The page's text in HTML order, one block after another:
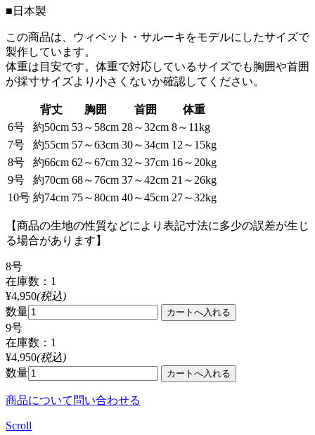
■日本製
この商品は、ウィペット・サルーキをモデルにしたサイズで
製作しています。
体重は目安です。体重で対応しているサイズでも胸囲や首囲
が採寸サイズより小さくないか確認してください。
背丈 胸囲 首囲
体重
6号
約50cm 53～58cm 28～32cm 8～11kg
7号
約55cm 57～63cm 30～34cm 12～15kg
8号
約66cm 62～67cm 32～37cm 16～20kg
9号
約70cm 68～76cm 37～42cm 21～26kg
10号 約74cm 75～80cm 40～45cm 27～32kg
【商品の生地の性質などにより表記寸法に多少の誤差が生じ
る場合があります】
8号
在庫数：1
¥4,950(税込)
数量
9号
在庫数：1
¥4,950(税込)
数量
商品について問い合わせる
Scroll